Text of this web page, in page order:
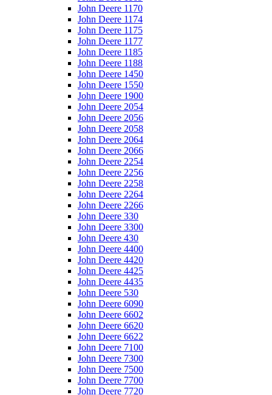
John Deere 1170
John Deere 1174
John Deere 1175
John Deere 1177
John Deere 1185
John Deere 1188
John Deere 1450
John Deere 1550
John Deere 1900
John Deere 2054
John Deere 2056
John Deere 2058
John Deere 2064
John Deere 2066
John Deere 2254
John Deere 2256
John Deere 2258
John Deere 2264
John Deere 2266
John Deere 330
John Deere 3300
John Deere 430
John Deere 4400
John Deere 4420
John Deere 4425
John Deere 4435
John Deere 530
John Deere 6090
John Deere 6602
John Deere 6620
John Deere 6622
John Deere 7100
John Deere 7300
John Deere 7500
John Deere 7700
John Deere 7720